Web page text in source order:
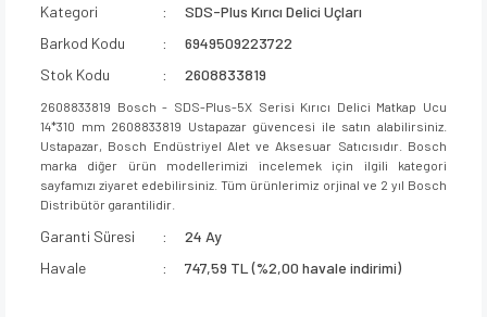
Kategori
SDS-Plus Kırıcı Delici Uçları
Barkod Kodu
6949509223722
Stok Kodu
2608833819
2608833819 Bosch - SDS-Plus-5X Serisi Kırıcı Delici Matkap Ucu
14*310 mm 2608833819 Ustapazar güvencesi ile satın alabilirsiniz.
Ustapazar, Bosch Endüstriyel Alet ve Aksesuar Satıcısıdır. Bosch
marka diğer ürün modellerimizi incelemek için ilgili kategori
sayfamızı ziyaret edebilirsiniz. Tüm ürünlerimiz orjinal ve 2 yıl Bosch
Distribütör garantilidir.
Garanti Süresi
24 Ay
Havale
747,59 TL (%2,00 havale indirimi)